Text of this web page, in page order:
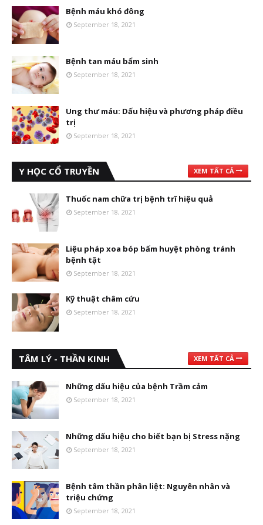
Bệnh máu khó đông
September 18, 2021
Bệnh tan máu bẩm sinh
September 18, 2021
Ung thư máu: Dấu hiệu và phương pháp điều
trị
September 18, 2021
Y HỌC CỔ TRUYỀN XEM TẤT CẢ
Thuốc nam chữa trị bệnh trĩ hiệu quả
September 18, 2021
Liệu pháp xoa bóp bấm huyệt phòng tránh
bệnh tật
September 18, 2021
Kỹ thuật châm cứu
September 18, 2021
TÂM LÝ - THẦN KINH XEM TẤT CẢ
Những dấu hiệu của bệnh Trầm cảm
September 18, 2021
Những dấu hiệu cho biết bạn bị Stress nặng
September 18, 2021
Bệnh tâm thần phân liệt: Nguyên nhân và
triệu chứng
September 18, 2021